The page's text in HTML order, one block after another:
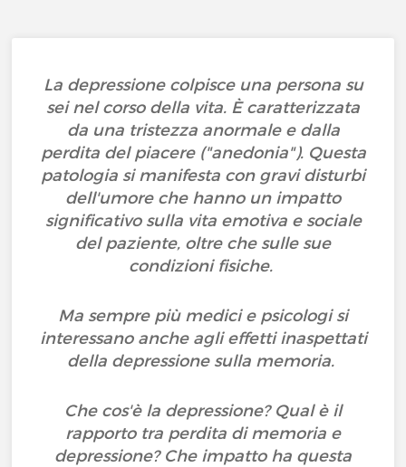
La depressione colpisce una persona su
sei nel corso della vita. È caratterizzata
da una tristezza anormale e dalla
perdita del piacere ("anedonia"). Questa
patologia si manifesta con gravi disturbi
dell'umore che hanno un impatto
significativo sulla vita emotiva e sociale
del paziente, oltre che sulle sue
condizioni fisiche.
Ma sempre più medici e psicologi si
interessano anche agli effetti inaspettati
della depressione sulla memoria.
Che cos'è la depressione? Qual è il
rapporto tra perdita di memoria e
depressione? Che impatto ha questa